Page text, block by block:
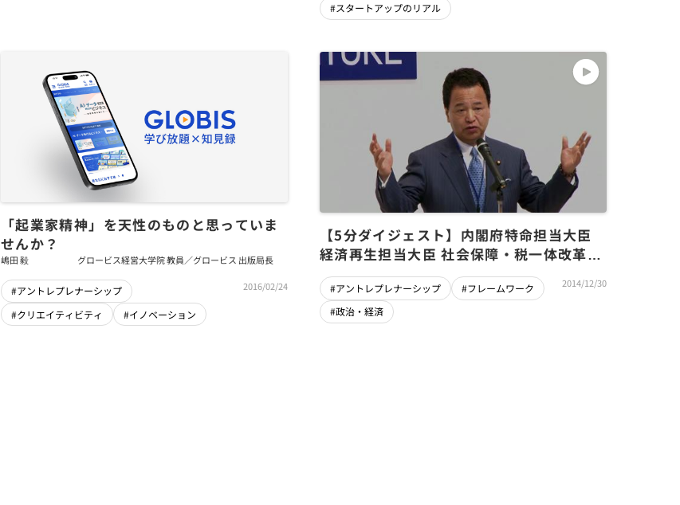
#スタートアップのリアル
「起業家精神」を天性のものと思っていま
せんか？
嶋田 毅 グロービス経営大学院 教員／グロービス 出版局長
#アントレプレナーシップ
#クリエイティビティ
#イノベーション
2016/02/24
【5分ダイジェスト】内閣府特命担当大臣
経済再生担当大臣 社会保障・税一体改革担
当大臣・甘利 明氏 アベノミクス3本目の
矢 ～成長戦略を実現するアントレプレナー
シップとは(Ｇ１ベンチャー2014)
#アントレプレナーシップ
#フレームワーク
#政治・経済
2014/12/30